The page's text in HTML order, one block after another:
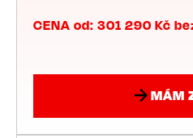
CENA od: 301 290 Kč
MÁM